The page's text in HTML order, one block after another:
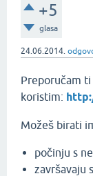
+5
glasa
24.06.2014.
Preporučam ti
koristim:
Možeš birati
počinju s
završavaju